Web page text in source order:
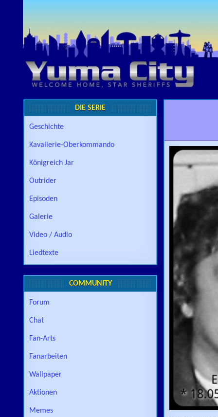
DIE SERIE
Geschichte
Kavallerie-Oberkommando
Königreich Jar
Outrider
Episoden
Galerie
Video / Audio
Liedtexte
COMMUNITY
Forum
Chat
Fan-Arts
Fanarbeiten
Wallpaper
Aktionen
Memes